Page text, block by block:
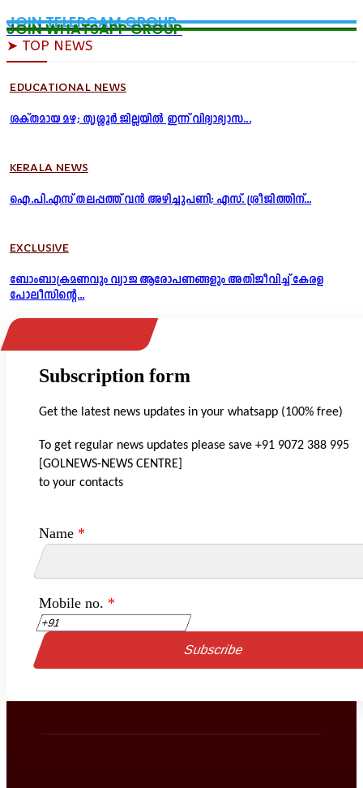
JOIN TELERGAM GROUP
JOIN WHATSAPP GROUP
➤ TOP NEWS
EDUCATIONAL NEWS
ശക്തമായ മഴ; തൃശ്ശൂർ ജില്ലയിൽ ഇന്ന് വിദ്യാഭ്യാസ...
KERALA NEWS
ഐ.പി.എസ് തലപ്പത്ത് വൻ അഴിച്ചുപണി; എസ്. ശ്രീജിത്തിന്...
EXCLUSIVE
ബോംബാക്രമണവും വ്യാജ ആരോപണങ്ങളും അതിജീവിച്ച് കേരള
പോലീസിന്റെ...
Subscription form
Get the latest news updates in your whatsapp (100% free)
To get regular news updates please save +91 9072 388 995
[GOLNEWS-NEWS CENTRE]
to your contacts
Name *
Mobile no. *